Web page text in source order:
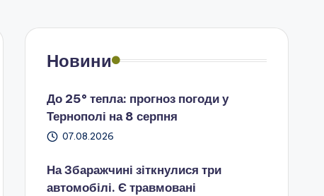
Новини
До 25° тепла: прогноз погоди у
Тернополі на 8 серпня
07.08.2026
На Збаражчині зіткнулися три
автомобілі. Є травмовані